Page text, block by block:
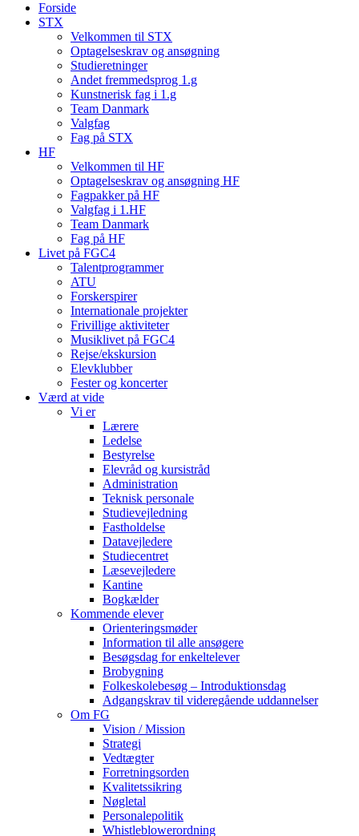
Forside
STX
Velkommen til STX
Optagelseskrav og ansøgning
Studieretninger
Andet fremmedsprog 1.g
Kunstnerisk fag i 1.g
Team Danmark
Valgfag
Fag på STX
HF
Velkommen til HF
Optagelseskrav og ansøgning HF
Fagpakker på HF
Valgfag i 1.HF
Team Danmark
Fag på HF
Livet på FGC4
Talentprogrammer
ATU
Forskerspirer
Internationale projekter
Frivillige aktiviteter
Musiklivet på FGC4
Rejse/ekskursion
Elevklubber
Fester og koncerter
Værd at vide
Vi er
Lærere
Ledelse
Bestyrelse
Elevråd og kursistråd
Administration
Teknisk personale
Studievejledning
Fastholdelse
Datavejledere
Studiecentret
Læsevejledere
Kantine
Bogkælder
Kommende elever
Orienteringsmøder
Information til alle ansøgere
Besøgsdag for enkeltelever
Brobygning
Folkeskolebesøg – Introduktionsdag
Adgangskrav til videregående uddannelser
Om FG
Vision / Mission
Strategi
Vedtægter
Forretningsorden
Kvalitetssikring
Nøgletal
Personalepolitik
Whistleblowerordning